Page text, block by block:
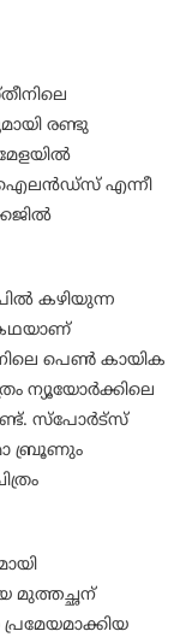
രണ്ടു
ഐലൻഡ്സ് എന്നീ
കഴിയുന്ന
പെൺ കായിക
ന്യൂയോർക്കിലെ
സ്പോർട്സ്
ബ്രൂണും
മുത്തച്ഛന്